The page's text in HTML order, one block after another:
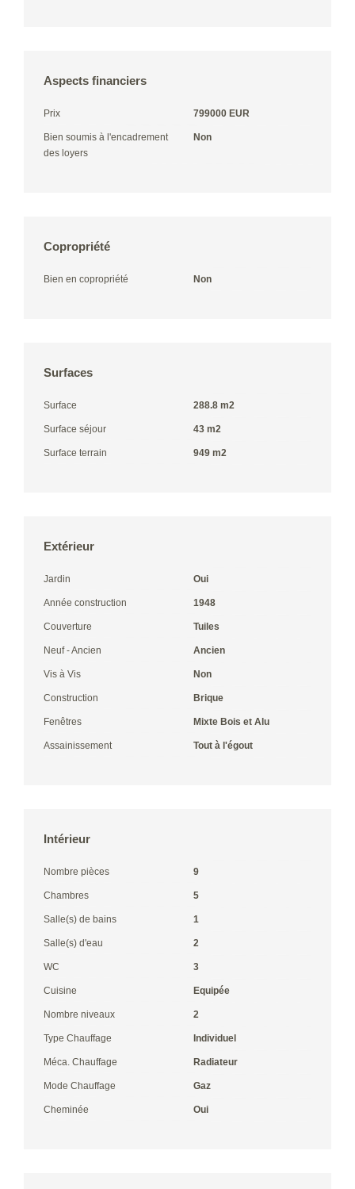
Aspects financiers
Prix 799000 EUR
Bien soumis à l'encadrement
des loyers
Non
Copropriété
Bien en copropriété Non
Surfaces
Surface 288.8 m2
Surface séjour 43 m2
Surface terrain 949 m2
Extérieur
Jardin Oui
Année construction 1948
Couverture Tuiles
Neuf - Ancien Ancien
Vis à Vis Non
Construction Brique
Fenêtres Mixte Bois et Alu
Assainissement Tout à l'égout
Intérieur
Nombre pièces 9
Chambres 5
Salle(s) de bains 1
Salle(s) d'eau 2
WC 3
Cuisine Equipée
Nombre niveaux 2
Type Chauffage Individuel
Méca. Chauffage Radiateur
Mode Chauffage Gaz
Cheminée Oui